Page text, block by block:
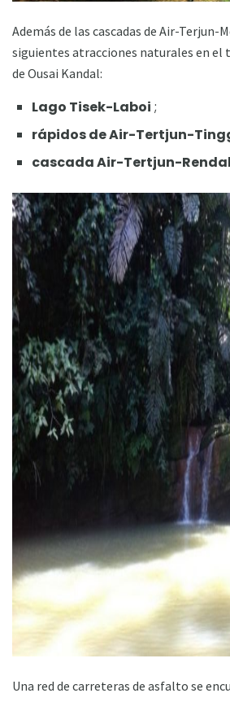
Además de las cascadas de Air-Terjun-
siguientes atracciones naturales en el
de Ousai Kandal:
Lago Tisek-Laboi ;
rápidos de Air-Tertjun-
cascada Air-Tertjun-
ad
Una red de carreteras de asfalto se